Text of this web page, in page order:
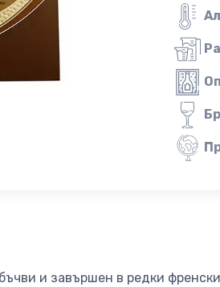
и завършен в редки френски